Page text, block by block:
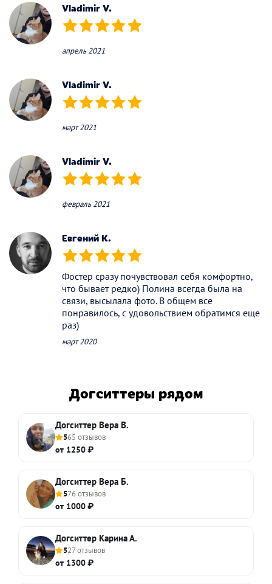
Vladimir V.
(*) (*) (*) (*) (*)
апрель 2021
Vladimir V.
(*) (*) (*) (*) (*)
март 2021
Vladimir V.
(*) (*) (*) (*) (*)
февраль 2021
Евгений K.
(*) (*) (*) (*) (*)
Фостер сразу почувствовал себя комфортно,
что бывает редко) Полина всегда была на
связи, высылала фото. В общем все
понравилось, с удовольствием обратимся еще
раз)
март 2020
Догситтеры рядом
Догситтер Вера В.
565 отзывов
от 1250 ₽
Догситтер Вера Б.
576 отзывов
от 1000 ₽
Догситтер Карина А.
527 отзывов
от 1300 ₽